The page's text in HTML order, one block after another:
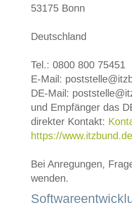
53175 Bonn
Deutschland
Tel.: 0800 800 75451
E-Mail:
DE-Mail:
und Empfänger das
direkter Kontakt:
https://
Bei Anregungen,
wenden.